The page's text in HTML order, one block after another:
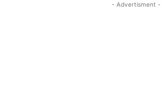
- Advertisment -